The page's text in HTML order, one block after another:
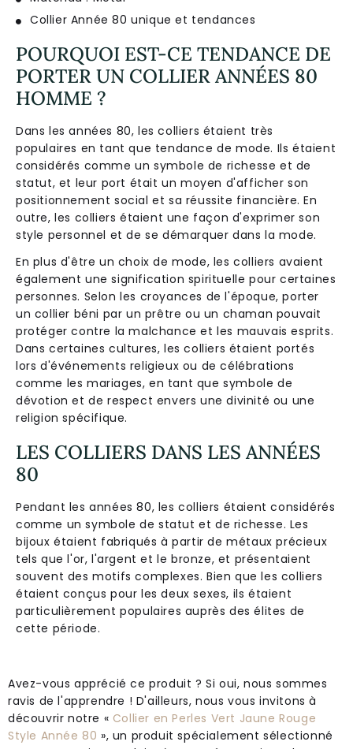
Collier Année 80 unique et tendances
POURQUOI EST-CE TENDANCE DE
PORTER UN COLLIER ANNÉES 80
HOMME ?
Dans les années 80, les colliers étaient très
populaires en tant que tendance de mode. Ils étaient
considérés comme un symbole de richesse et de
statut, et leur port était un moyen d'afficher son
positionnement social et sa réussite financière. En
outre, les colliers étaient une façon d'exprimer son
style personnel et de se démarquer dans la mode.
En plus d'être un choix de mode, les colliers avaient
également une signification spirituelle pour certaines
personnes. Selon les croyances de l'époque, porter
un collier béni par un prêtre ou un chaman pouvait
protéger contre la malchance et les mauvais esprits.
Dans certaines cultures, les colliers étaient portés
lors d'événements religieux ou de célébrations
comme les mariages, en tant que symbole de
dévotion et de respect envers une divinité ou une
religion spécifique.
LES COLLIERS DANS LES ANNÉES
80
Pendant les années 80, les colliers étaient considérés
comme un symbole de statut et de richesse. Les
bijoux étaient fabriqués à partir de métaux précieux
tels que l'or, l'argent et le bronze, et présentaient
souvent des motifs complexes. Bien que les colliers
étaient conçus pour les deux sexes, ils étaient
particulièrement populaires auprès des élites de
cette période.
Avez-vous apprécié ce produit ? Si oui, nous sommes
ravis de l'apprendre ! D'ailleurs, nous vous invitons à
découvrir notre « Collier en Perles Vert Jaune Rouge
Style Année 80 », un produit spécialement sélectionné